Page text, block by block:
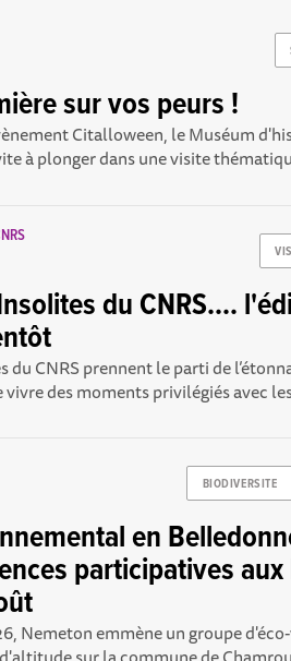
sur vos peurs !
Citalloween, le Muséum
à plonger dans une visite
du CNRS....
du CNRS prennent le parti de
vivre des moments privilégiés avec
BIODIVERSITE
en
participatives aux
Nemeton emmène un groupe